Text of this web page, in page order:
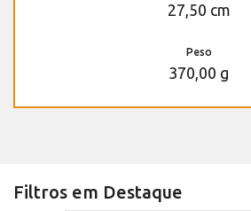
27,50 cm
Peso
370,00 g
Filtros em Destaque